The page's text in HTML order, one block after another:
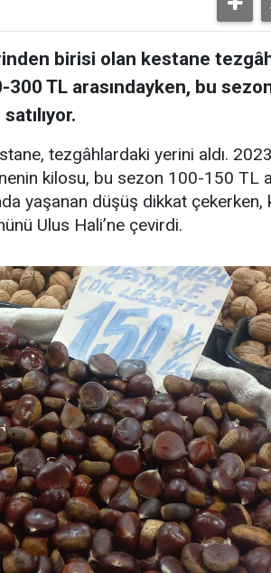
birisi olan kestane
TL arasındayken, bu
tezgâhlardaki yerini aldı. 2023
kilosu, bu sezon 100-150 TL
yaşanan düşüş dikkat çekerken,
Ulus Hali’ne çevirdi.